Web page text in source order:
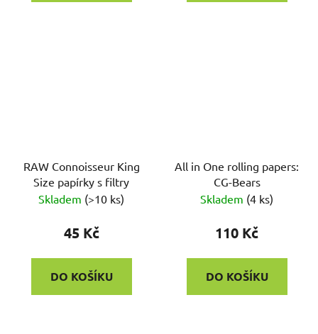
RAW Connoisseur King
Size papírky s filtry
Skladem (>10 ks)
45 Kč
DO KOŠÍKU
All in One rolling papers:
CG-Bears
Skladem (4 ks)
110 Kč
DO KOŠÍKU